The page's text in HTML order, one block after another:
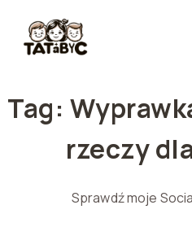
Tag:
rzeczy
Sprawdź moje